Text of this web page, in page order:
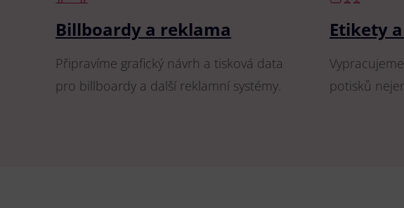
Billboardy a reklama
Připravíme grafický návrh a tisková data
pro billboardy a další reklamní systémy.
Etikety
potisků